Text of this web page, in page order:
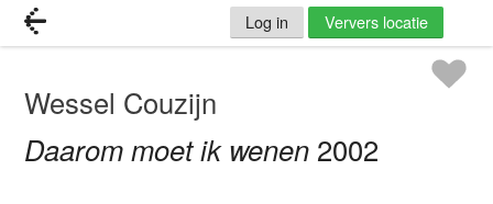
Log in Ververs locatie
Wessel Couzijn
Daarom moet ik wenen 2002